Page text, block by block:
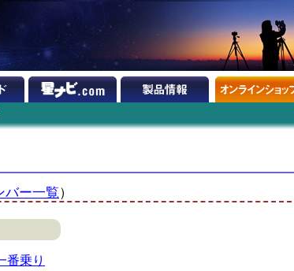
バー一覧）
番乗り